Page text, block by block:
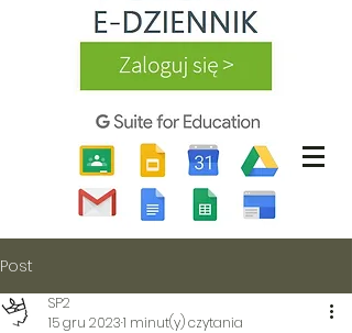
Post
SP2
15 gru 20231 minut(y) czytania